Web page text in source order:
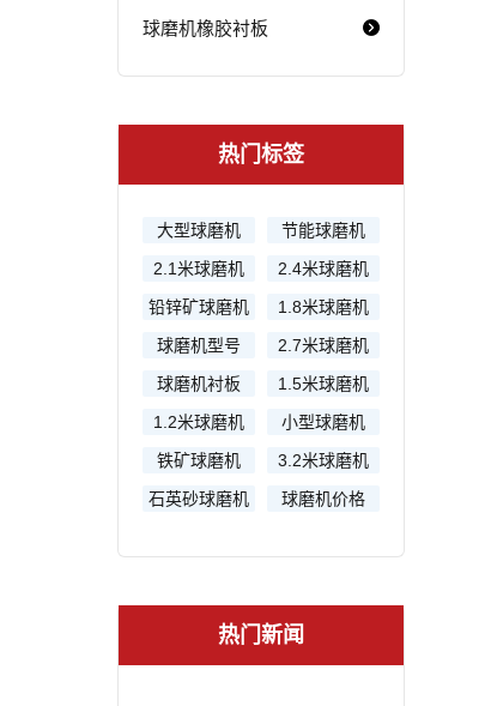
球磨机橡胶衬板
热门标签
大型球磨机
节能球磨机
2.1米球磨机
2.4米球磨机
铅锌矿球磨机
1.8米球磨机
球磨机型号
2.7米球磨机
球磨机衬板
1.5米球磨机
1.2米球磨机
小型球磨机
铁矿球磨机
3.2米球磨机
石英砂球磨机
球磨机价格
热门新闻